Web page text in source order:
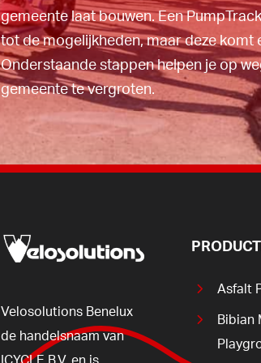
deze kan jehier bekijken.
gemeente laat bouwen. Een
tot de mogelijkheden, maar deze komt
Onderstaande stappen helpen je op
gemeente te vergroten.
Velosolutions Benelux
de handelsnaam van
Asfalt
Bibian